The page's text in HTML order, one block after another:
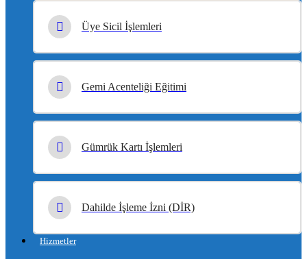
Üye Sicil İşlemleri
Gemi Acenteliği Eğitimi
Gümrük Kartı İşlemleri
Dahilde İşleme İzni (DİR)
Hizmetler